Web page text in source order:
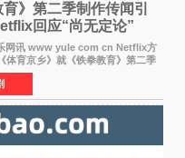
育》第二季制作传闻引
回应“尚无定论”
讯 www yule com cn Netflix方
体育京乡》就《铁拳教育》第二季
界限，表示尚无定论。然而，业界
就《铁拳教育》第二季的制作展开